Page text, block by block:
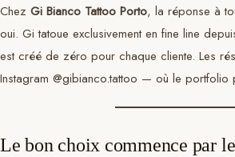
Chez Gi Bianco Tattoo Porto, la réponse à
oui. Gi tatoue exclusivement en fine line
est créé de zéro pour chaque cliente. Les
Instagram @gibianco.tattoo — où le portfolio
Le bon choix commence par